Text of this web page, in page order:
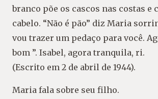
branco põe os cascos nas costas e
cabelo. “Não é pão” diz Maria
vou trazer um pedaço para você.
bom ”. Isabel, agora tranquila, ri.
(Escrito em 2 de abril de 1944).
Maria fala sobre seu filho.